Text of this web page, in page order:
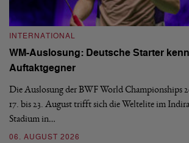
INTERNATIONAL
WM-Auslosung: Deutsche Starter
Auftaktgegner
Die Auslosung der BWF World Championships
17. bis 23. August trifft sich die Weltelite im
Stadium in…
06. AUGUST 2026